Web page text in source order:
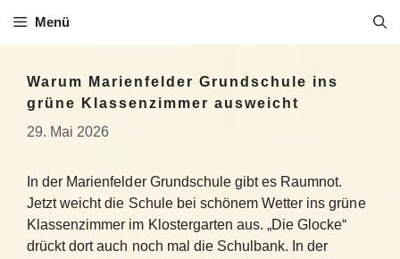
Inhalt
Menü
Warum Marienfelder Grundschule ins
grüne Klassenzimmer ausweicht
29. Mai 2026
In der Marienfelder Grundschule gibt es Raumnot.
Jetzt weicht die Schule bei schönem Wetter ins grüne
Klassenzimmer im Klostergarten aus. „Die Glocke“
drückt dort auch noch mal die Schulbank. In der